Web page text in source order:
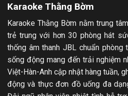
Karaoke Thằng Bờm
Karaoke Thằng Bờm nằm trung
trẻ trung với hơn 30 phòng hát
thống âm thanh JBL chuẩn phòng
sống động mang đến trải nghiệm
Việt-Hàn-Anh cập nhật hàng tuần,
động và thực đơn đồ uống đa